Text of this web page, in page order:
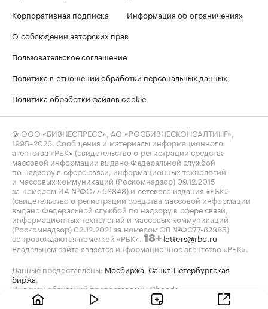
Корпоративная подписка
Информация об ограничениях
О соблюдении авторских прав
Пользовательское соглашение
Политика в отношении обработки персональных данных
Политика обработки файлов cookie
© ООО «БИЗНЕСПРЕСС», АО «РОСБИЗНЕСКОНСАЛТИНГ»,
1995–2026 . Сообщения и материалы информационного
агентства «РБК» (свидетельство о регистрации средства
массовой информации выдано Федеральной службой
по надзору в сфере связи, информационных технологий
и массовых коммуникаций (Роскомнадзор) 09.12.2015
за номером ИА №ФС77-63848) и сетевого издания «РБК»
(свидетельство о регистрации средства массовой информации
выдано Федеральной службой по надзору в сфере связи,
информационных технологий и массовых коммуникаций
(Роскомнадзор) 03.12.2021 за номером ЭЛ №ФС77-82385)
сопровождаются пометкой «РБК». 18+ letters@rbc.ru
Владельцем сайта является информационное агентство «РБК».
Данные предоставлены: Мосбиржа Санкт-Петербургская
биржа
Индексы облигаций предоставлены Cbonds.